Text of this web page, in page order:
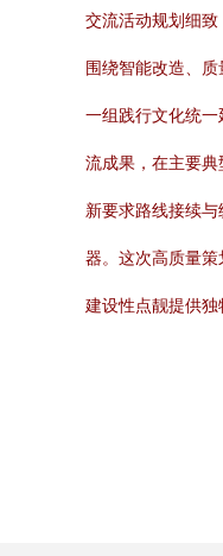
交流活动规划细
围绕智能改造、
一组践行文化统
流成果，在主要
新要求路线接续
器。这次高质量
建设性点靓提供